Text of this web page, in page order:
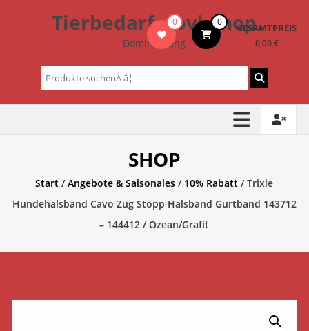
Tierbedarf – bvl-Shop
Dominik Lang
0 0 GESAMTPREIS
0,00 €
Suchen
nach:
SHOP
Start /Angebote & Saisonales / 10% Rabatt / Trixie
Hundehalsband Cavo Zug Stopp Halsband Gurtband 143712
– 144412 / Ozean/Grafit